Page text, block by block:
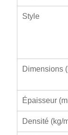
Style
Dimensions
Épaisseur
Densité (kg/